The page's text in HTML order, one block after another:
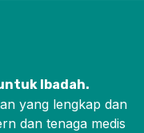
Ibadah.
yang lengkap dan
dan tenaga medis